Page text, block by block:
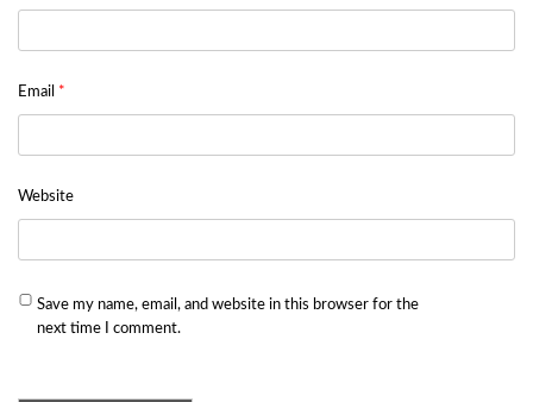
Email *
Website
Save my name, email, and website in this browser for the
next time I comment.